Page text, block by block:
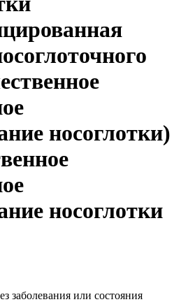
носоглотки)
носоглотки
заболевания или состояния